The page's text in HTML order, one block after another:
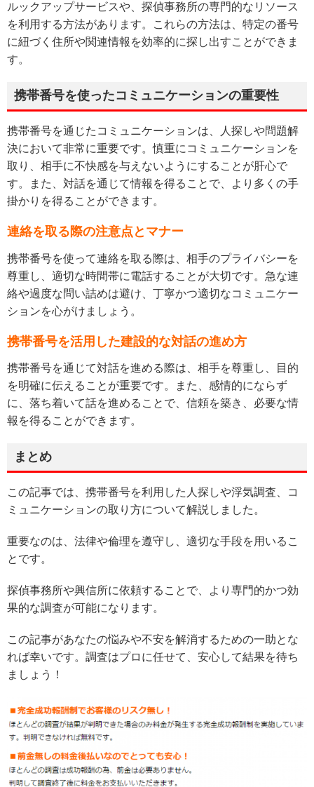
ルックアップサービスや、探偵事務所の専門的なリソース
を利用する方法があります。これらの方法は、特定の番号
に紐づく住所や関連情報を効率的に探し出すことができま
す。
携帯番号を使ったコミュニケーションの重要性
携帯番号を通じたコミュニケーションは、人探しや問題解
決において非常に重要です。慎重にコミュニケーションを
取り、相手に不快感を与えないようにすることが肝心で
す。また、対話を通じて情報を得ることで、より多くの手
掛かりを得ることができます。
連絡を取る際の注意点とマナー
携帯番号を使って連絡を取る際は、相手のプライバシーを
尊重し、適切な時間帯に電話することが大切です。急な連
絡や過度な問い詰めは避け、丁寧かつ適切なコミュニケー
ションを心がけましょう。
携帯番号を活用した建設的な対話の進め方
携帯番号を通じて対話を進める際は、相手を尊重し、目的
を明確に伝えることが重要です。また、感情的にならず
に、落ち着いて話を進めることで、信頼を築き、必要な情
報を得ることができます。
まとめ
この記事では、携帯番号を利用した人探しや浮気調査、コ
ミュニケーションの取り方について解説しました。
重要なのは、法律や倫理を遵守し、適切な手段を用いるこ
とです。
探偵事務所や興信所に依頼することで、より専門的かつ効
果的な調査が可能になります。
この記事があなたの悩みや不安を解消するための一助とな
れば幸いです。調査はプロに任せて、安心して結果を待ち
ましょう！